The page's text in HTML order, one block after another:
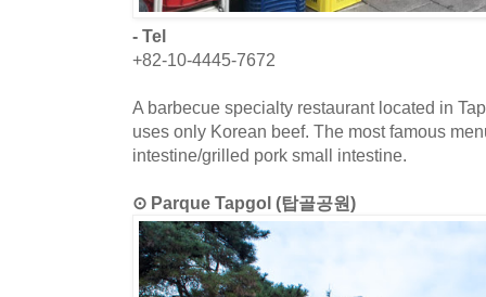
- Tel
+82-10-4445-7672
A barbecue specialty restaurant located in
uses only Korean beef. The most famous
intestine/grilled pork small intestine.
⊙ Parque Tapgol (탑골공원)